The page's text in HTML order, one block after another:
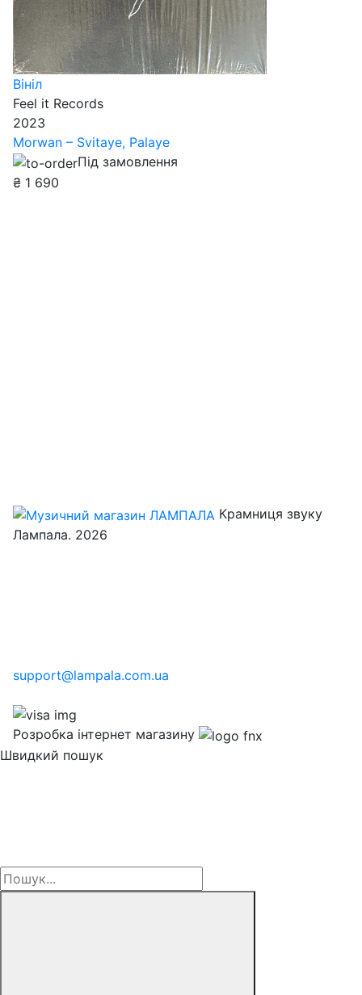
Вініл
Feel it Records
2023
Morwan – Svitaye, Palaye
Під замовлення
₴ 1 690
Крамниця звуку
Лампала. 2026
support@lampala.com.ua
Розробка інтернет магазину
Швидкий пошук